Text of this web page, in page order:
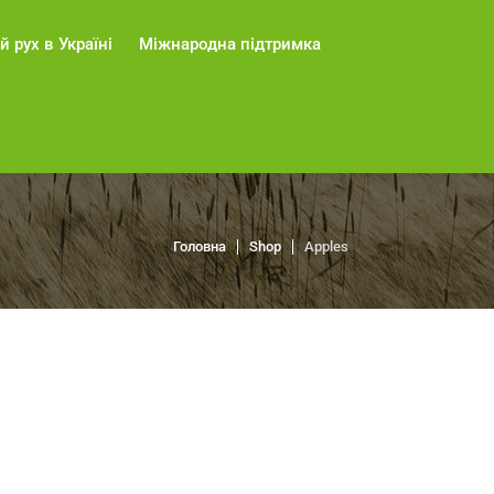
рух в Україні Міжнародна підтримка
Головна Shop Apples